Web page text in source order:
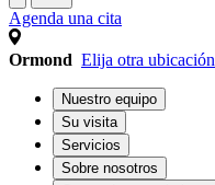
Agenda una cita
Ormond Elija otra ubicación
Nuestro equipo
Su visita
Servicios
Sobre nosotros